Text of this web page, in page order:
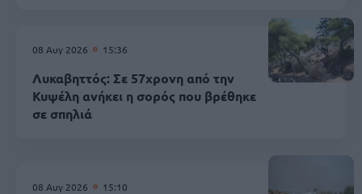
08 Αυγ 2026 15:36
Λυκαβηττός: Σε 57χρονη από την
Κυψέλη ανήκει η σορός που βρέθηκε
σε σπηλιά
08 Αυγ 2026 15:10